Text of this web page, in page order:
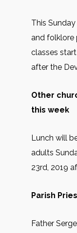
This
and folklore
classes
after the
Other
this week
Lunch will
adults
23rd, 2019
Parish
Father